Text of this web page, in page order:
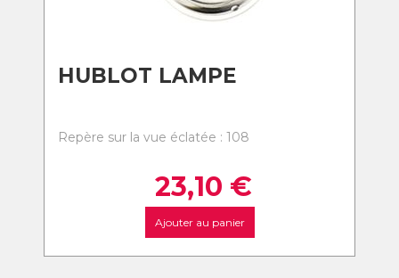
HUBLOT LAMPE
Repère sur la vue éclatée : 108
23,10 €
Ajouter au panier